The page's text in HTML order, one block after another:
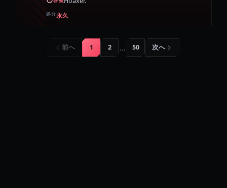
処分永久
前へ 1 2 … 50 次へ